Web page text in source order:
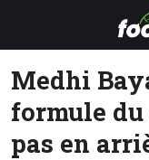
Medhi
formule
pas en